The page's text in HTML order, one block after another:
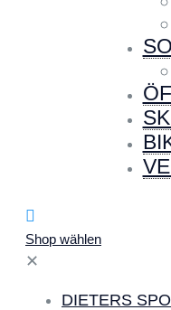
Shop wählen
✕
DIETERS